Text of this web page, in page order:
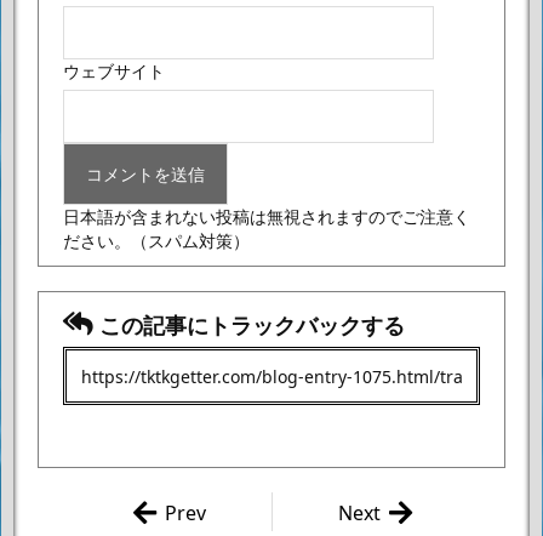
ウェブサイト
日本語が含まれない投稿は無視されますのでご注意く
ださい。
（スパム対策）
この記事にトラックバックする
Next
Prev